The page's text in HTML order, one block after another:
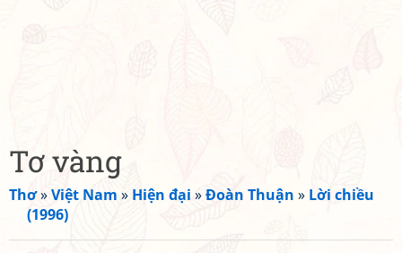
Tơ vàng
Thơ»Việt Nam » Hiện đại »Đoàn Thuận » Lời chiều
(1996)